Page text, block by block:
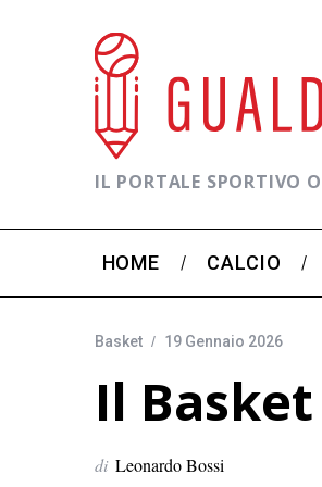
IL PORTALE SPORTIVO
HOME CALCIO
Basket 19 Gennaio 2026
Il
di Leonardo Bossi